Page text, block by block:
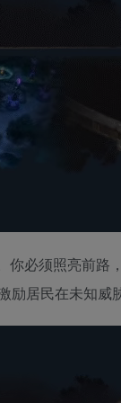
必须照亮前路
居民在未知威